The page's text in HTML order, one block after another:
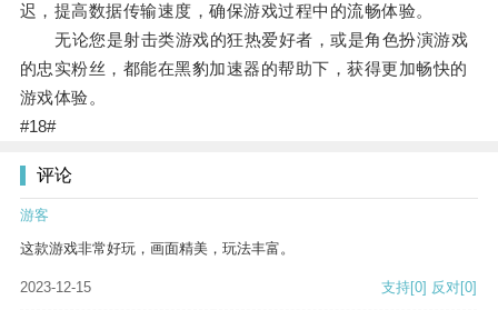
迟，提高数据传输速度，确保游戏过程中的流畅体验。
无论您是射击类游戏的狂热爱好者，或是角色扮演游戏
的忠实粉丝，都能在黑豹加速器的帮助下，获得更加畅快的
游戏体验。
#18#
评论
游客
这款游戏非常好玩，画面精美，玩法丰富。
2023-12-15 支持[0] 反对[0]